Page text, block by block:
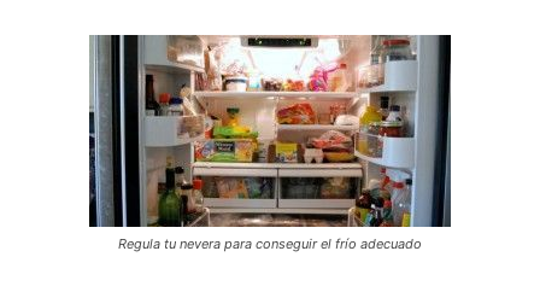
Regula tu nevera para conseguir el frío adecuado